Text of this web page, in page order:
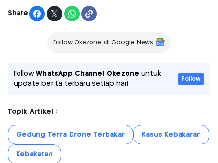
Share
Follow Okezone di Google News
FollowWhatsApp Channel Okezone untuk
update berita terbaru setiap hari
Follow
Topik Artikel :
Gedung Terra Drone Terbakar Kasus Kebakaran
Kebakaran